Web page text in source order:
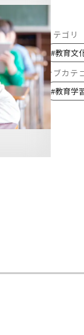
カテゴリ
#教育文
サブカテ
#教育学